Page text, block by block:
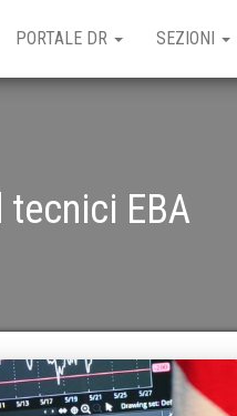
PORTALE DR SEZIONI
EBA